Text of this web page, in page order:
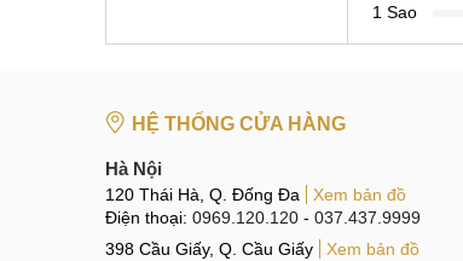
1 Sao
HỆ THỐNG CỬA HÀNG
Hà Nội
120 Thái Hà, Q. Đống Đa
Xem bản đồ
Điện thoại: 0969.120.120 - 037.437.9999
398 Cầu Giấy, Q. Cầu Giấy
Xem bản đồ